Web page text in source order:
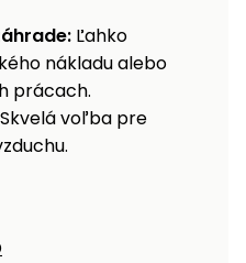
Ľahko
nákladu alebo
prácach.
Skvelá voľba pre